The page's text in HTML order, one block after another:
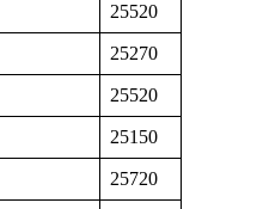
25520
25270
25520
25150
25720